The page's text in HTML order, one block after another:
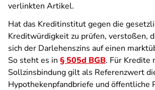
verlinkten Artikel.
Hat das Kreditinstitut gegen die
Kreditwürdigkeit zu prüfen, verstoßen,
sich der Darlehenszins auf einen
So steht es in § 505d BGB. Für Kredite
Sollzinsbindung gilt als Referenzwert
Hypothekenpfandbriefe und öffentliche